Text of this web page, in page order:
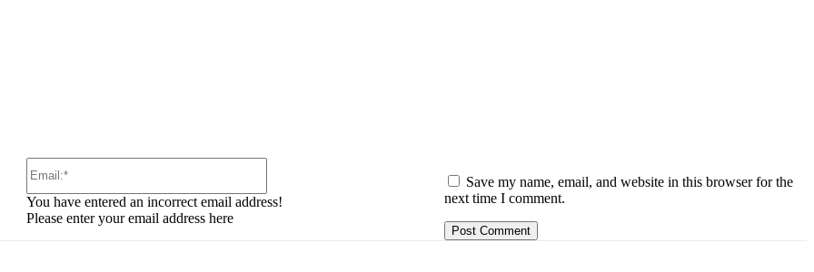
You have entered an incorrect email address!
Please enter your email address here
Save my name, email, and website in this browser for the
next time I comment.